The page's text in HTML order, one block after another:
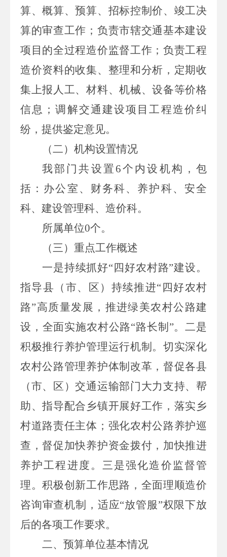
算、概算、预算、招标控制价、竣工决
算的审查工作；负责市辖交通基本建设
项目的全过程造价监督工作；负责工程
造价资料的收集、整理和分析，定期收
集上报人工、材料、机械、设备等价格
信息；调解交通建设项目工程造价纠
纷，提供鉴定意见。
（二）机构设置情况
我部门共设置 6个内设机构，包
括：办公室、财务科、养护科、安全
科、建设管理科、造价科。
所属单位0个。
（三）重点工作概述
一是持续抓好“四好农村路”建设。
指导县（市、区）持续推进“四好农村
路”高质量发展，推进绿美农村公路建
设，全面实施农村公路“路长制”。二是
积极推行养护管理运行机制。切实深化
农村公路管理养护体制改革，督促各县
（市、区）交通运输部门大力支持、帮
助、指导配合乡镇开展好工作，落实乡
村道路责任主体；强化农村公路养护巡
查，督促加快养护资金拨付，加快推进
养护工程进度。三是强化造价监督管
理。积极创新工作思路，全面理顺造价
咨询审查机制，适应“放管服”权限下放
后的各项工作要求。
二、预算单位基本情况